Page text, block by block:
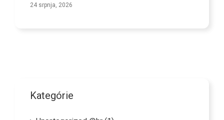
24 srpnja, 2026
Kategórie